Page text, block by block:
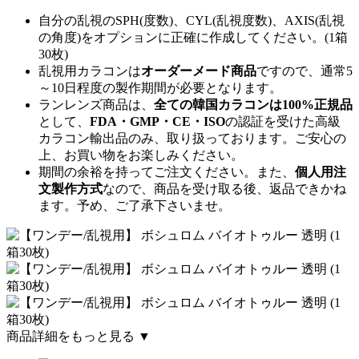
自分の乱視のSPH(度数)、CYL(乱視度数)、AXIS(乱視
の角度)をオプションに正確に作成してください。(1箱
30枚)
乱視用カラコンはオーダーメード商品ですので、 通常5
～10日程度の製作期間が必要となります。
ランレンズ商品は、 全ての韓国カラコンは100%正規品
として、 FDA・GMP・CE・ISOの認証を受けた高級
カラコン輸出品のみ、取り扱っております。ご安心の
上、お買い物をお楽しみください。
期間の余裕を持ってご注文ください。また、 個人用注
文製作方式なので、商品を受け取る後、返品できかね
ます。予め、ご了承下さいませ。
商品詳細をもっと見る ▼